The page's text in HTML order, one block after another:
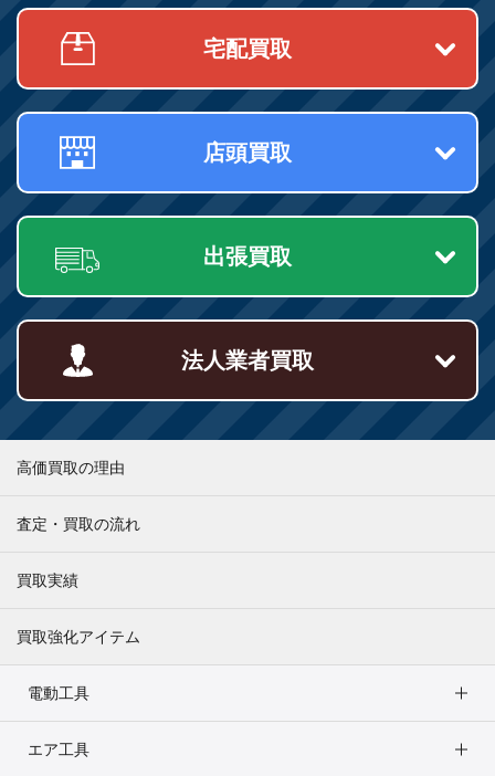
宅配買取
店頭買取
出張買取
法人業者買取
高価買取の理由
査定・買取の流れ
買取実績
買取強化アイテム
電動工具
エア工具